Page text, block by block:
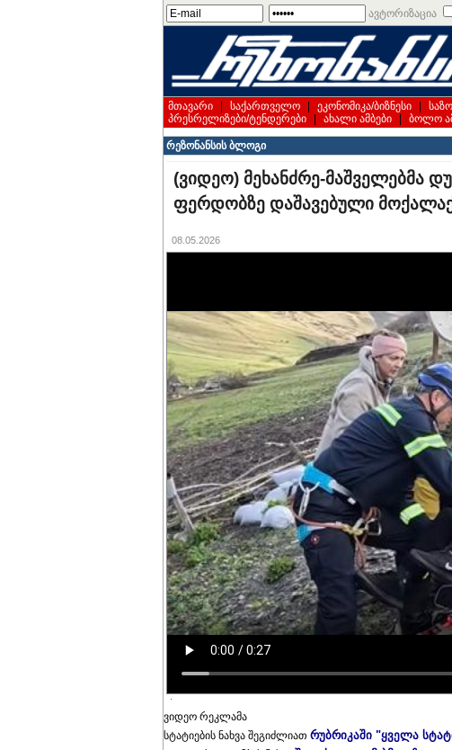
ავტორიზაცია
მთავარი საქართველო ეკონომიკა/ბიზნესი
პრესრელიზები/ტენდერები
ახალი ამბები ბოლო
რეზონანსის ბლოგი
(ვიდეო) მეხანძრე-მაშველებმა
ფერდობზე დაშავებული
08.05.2026
ვიდეო რეკლამა
სტატიების ნახვა შეგიძლიათ რუბრიკაში "ყველა